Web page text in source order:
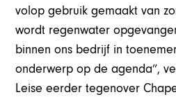
volop gebruik gemaakt van
wordt regenwater
binnen ons bedrijf in
onderwerp op de agenda”,
Leise eerder tegenover